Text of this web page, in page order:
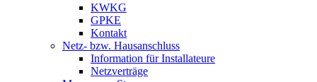
KWKG
GPKE
Kontakt
Netz- bzw. Hausanschluss
Information für Installateure
Netzverträge